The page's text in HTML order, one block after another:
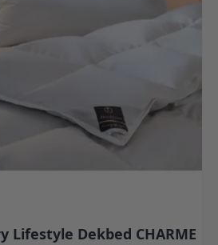
Lifestyle Dekbed CHARME